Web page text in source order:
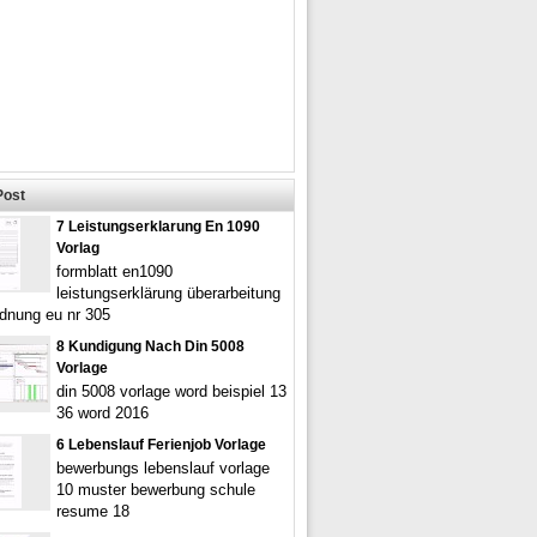
7 Leistungserklarung En 1090
Vorlag
formblatt en1090
leistungserklärung überarbeitung
eu nr 305
8 Kundigung Nach Din 5008
Vorlage
din 5008 vorlage word beispiel 13
36 word 2016
6 Lebenslauf Ferienjob Vorlage
bewerbungs lebenslauf vorlage
10 muster bewerbung schule
resume 18